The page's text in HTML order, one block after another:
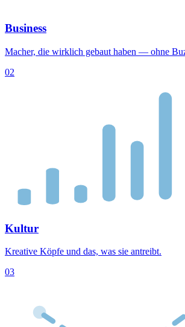
Business
Macher, die wirklich gebaut haben — ohne
02
Kultur
Kreative Köpfe und das, was sie antreibt.
03